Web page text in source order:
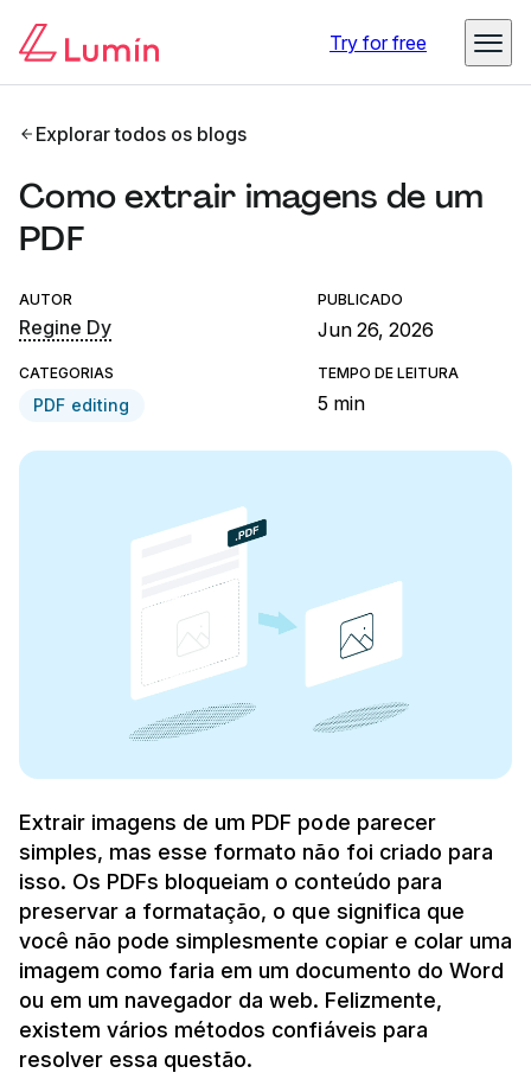
Try for free
Explorar todos os blogs
Como extrair imagens de um
PDF
AUTOR
Regine Dy
PUBLICADO
Jun 26, 2026
CATEGORIAS
PDF editing
TEMPO DE LEITURA
5 min
Extrair imagens de um PDF pode parecer
simples, mas esse formato não foi criado para
isso. Os PDFs bloqueiam o conteúdo para
preservar a formatação, o que significa que
você não pode simplesmente copiar e colar uma
imagem como faria em um documento do Word
ou em um navegador da web. Felizmente,
existem vários métodos confiáveis para
resolver essa questão.